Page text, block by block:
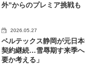
外”からのプレミア挑戦も
2026.05.27
ベルテックス静岡が元日
契約継続…雪辱期す来季
要か考える」